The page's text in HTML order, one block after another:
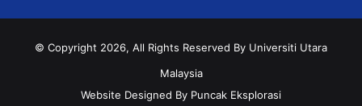
© Copyright 2026, All Rights Reserved By Universiti Utara
Malaysia
Website Designed By Puncak Eksplorasi